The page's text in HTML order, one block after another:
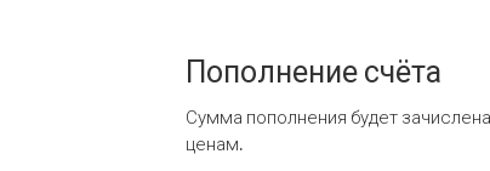
Пополнение счёта
Сумма пополнения будет
ценам.